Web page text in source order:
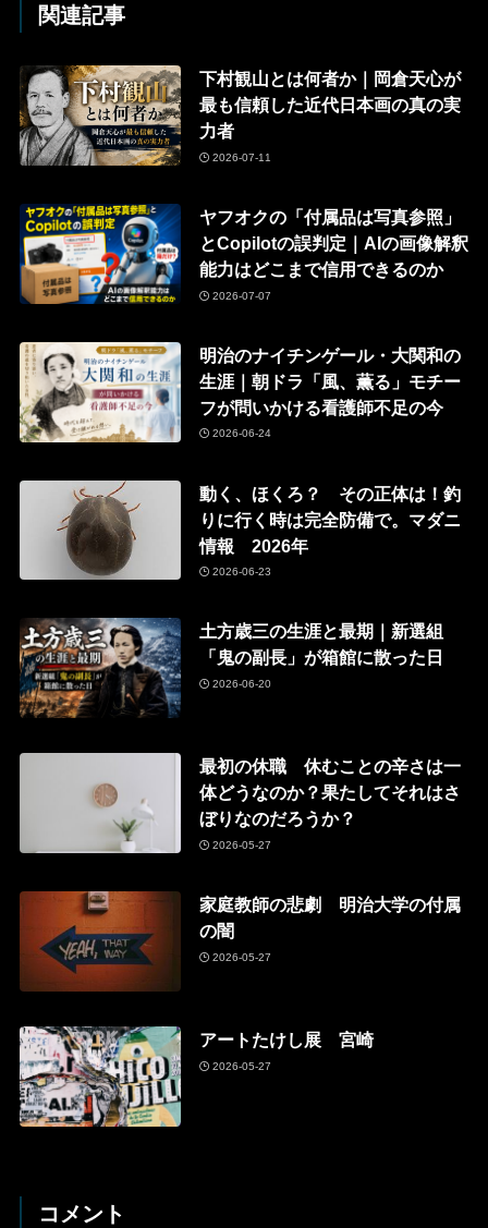
関連記事
下村観山とは何者か｜岡倉天心が
最も信頼した近代日本画の真の実
力者
2026-07-11
ヤフオクの「付属品は写真参照」
とCopilotの誤判定｜AIの画像解釈
能力はどこまで信用できるのか
2026-07-07
明治のナイチンゲール・大関和の
生涯｜朝ドラ「風、薫る」モチー
フが問いかける看護師不足の今
2026-06-24
動く、ほくろ？ その正体は！釣
りに行く時は完全防備で。マダニ
情報 2026年
2026-06-23
土方歳三の生涯と最期｜新選組
「鬼の副長」が箱館に散った日
2026-06-20
最初の休職 休むことの辛さは一
体どうなのか？果たしてそれはさ
ぼりなのだろうか？
2026-05-27
家庭教師の悲劇 明治大学の付属
の闇
2026-05-27
アートたけし展 宮崎
2026-05-27
コメント